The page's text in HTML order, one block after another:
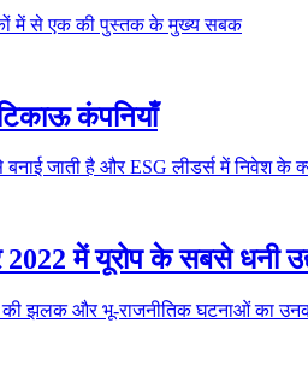
में से एक की पुस्तक के मुख्य सबक
कंपनियाँ
जाती है और ESG लीडर्स में निवेश के
2022 में यूरोप के सबसे धनी
की झलक और भू-राजनीतिक घटनाओं का